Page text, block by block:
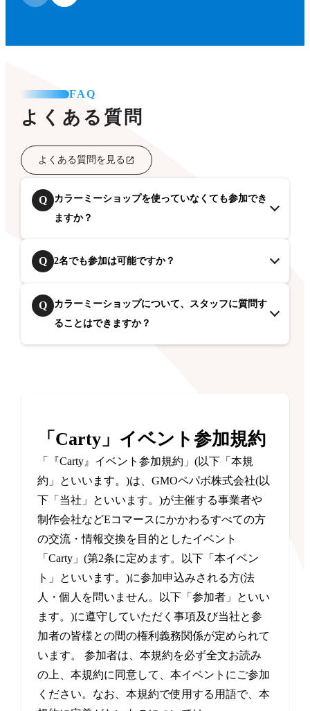
FAQ
よくある質問
よくある質問を見る
Q
カラーミーショップを使っていなくても参加でき
ますか？
Q 2名でも参加は可能ですか？
Q
カラーミーショップについて、スタッフに質問す
ることはできますか？
「Carty」イベント参加規約
「『Carty』イベント参加規約」(以下「本規
約」といいます。)は、GMOペパボ株式会社(以
下「当社」といいます。)が主催する事業者や
制作会社などEコマースにかかわるすべての方
の交流・情報交換を目的としたイベント
「Carty」(第2条に定めます。以下「本イベン
ト」といいます。)に参加申込みされる方(法
人・個人を問いません。以下「参加者」といい
ます。)に遵守していただく事項及び当社と参
加者の皆様との間の権利義務関係が定められて
います。 参加者は、本規約を必ず全文お読み
の上、本規約に同意して、本イベントにご参加
ください。なお、本規約で使用する用語で、本